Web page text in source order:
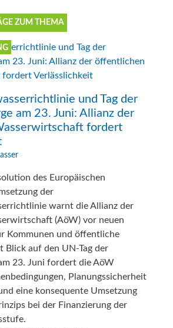
ZUM THEMA
und Tag der
am 23. Juni: Allianz der
fordert
des Europäischen
der
warnt die Allianz der
(AöW) vor neuen
Kommunen und öffentliche
Blick auf den UN-Tag der
23. Juni fordert die AöW
Planungssicherheit
eine konsequente Umsetzung
bei der Finanzierung der